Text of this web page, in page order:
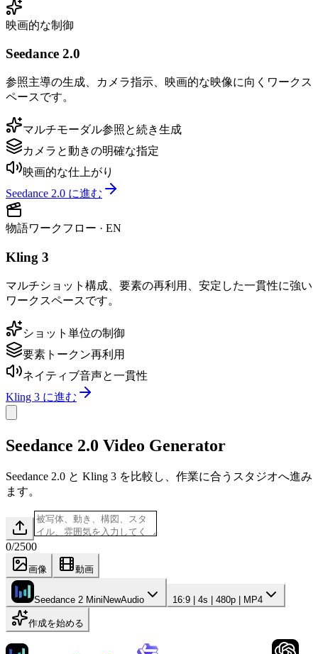
映画的な制御
Seedance 2.0
参照主導の生成、カメラ指示、映画的な映像に向くワークス
ペースです。
マルチモーダル参照と続き生成
カメラと動きの明確な指定
映画的な仕上がり
Seedance 2.0 に進む
物語ワークフロー · EN
Kling 3
マルチショット構成、要素の再利用、安定した一貫性に強い
ワークスペースです。
ショット単位の制御
要素トークン再利用
ネイティブ音声と一貫性
Kling 3 に進む
Seedance 2.0 Video Generator
Seedance 2.0 と Kling 3 を比較し、作業に合うスタジオへ進み
ます。
0/2500
画像 動画
Seedance 2 Mini NewAudio 16:9 | 4s | 480p | MP4
作成を始める